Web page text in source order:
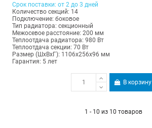
Срок поставки: от 2 до 3 дней
Количество секций: 14
Подключение: боковое
Тип радиатора: секционный
Межосевое расстояние: 200 мм
Теплоотдача радиатора: 980 Вт
Теплоотдача секции: 70 Вт
Размер (ШхВхГ): 1106х256х96 мм
Гарантия: 5 лет
В корзину
1 - 10 из 10 товаров